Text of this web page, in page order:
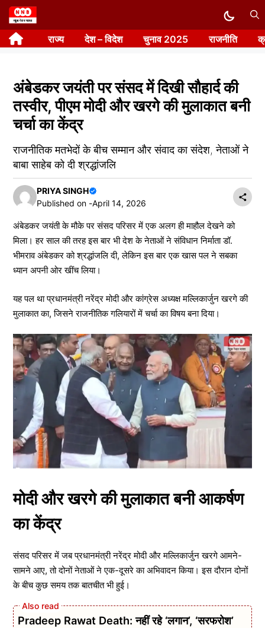
Skip
to
content राज्य देश – विदेश चुनाव 2025 राजनीति
अंबेडकर जयंती पर संसद में दिखी सौहार्द की
तस्वीर, पीएम मोदी और खरगे की मुलाकात बनी
चर्चा का केंद्र
राजनीतिक मतभेदों के बीच सम्मान और संवाद का संदेश, नेताओं ने
बाबा साहेब को दी श्रद्धांजलि
PRIYA SINGH
Published on -April 14, 2026
अंबेडकर जयंती के मौके पर संसद परिसर में एक अलग ही माहौल देखने को
मिला। हर साल की तरह इस बार भी देश के नेताओं ने संविधान निर्माता डॉ.
भीमराव अंबेडकर को श्रद्धांजलि दी, लेकिन इस बार एक खास पल ने सबका
ध्यान अपनी ओर खींच लिया।
यह पल था प्रधानमंत्री नरेंद्र मोदी और कांग्रेस अध्यक्ष मल्लिकार्जुन खरगे की
मुलाकात का, जिसने राजनीतिक गलियारों में चर्चा का विषय बना दिया।
मोदी और खरगे की मुलाकात बनी आकर्षण
का केंद्र
संसद परिसर में जब प्रधानमंत्री नरेंद्र मोदी और मल्लिकार्जुन खरगे आमने-
सामने आए, तो दोनों नेताओं ने एक-दूसरे का अभिवादन किया। इस दौरान दोनों
के बीच कुछ समय तक बातचीत भी हुई।
Pradeep Rawat Death: नहीं रहे ‘लगान’, ‘सरफरोश’